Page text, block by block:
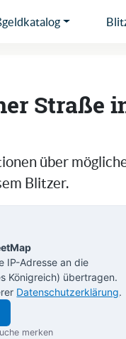
Straße
über
Blitzer.
IP-Adresse an die
Königreich) übertragen.
Datenschutzerklärung.
merken